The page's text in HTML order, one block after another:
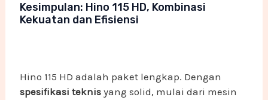
Kesimpulan: Hino 115 HD, Kombinasi
Kekuatan dan Efisiensi
Hino 115 HD adalah paket lengkap. Dengan
spesifikasi teknis yang solid, mulai dari mesin